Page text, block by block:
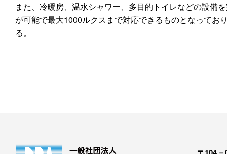
また、冷暖房、温水シャワー、多目的トイレなどの設備
が可能で最大1000ルクスまで対応できるものとなってお
る。